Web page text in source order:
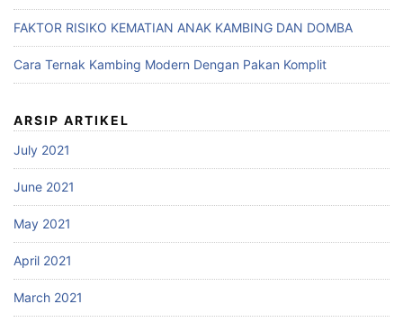
FAKTOR RISIKO KEMATIAN ANAK KAMBING DAN DOMBA
Cara Ternak Kambing Modern Dengan Pakan Komplit
ARSIP ARTIKEL
July 2021
June 2021
May 2021
April 2021
March 2021